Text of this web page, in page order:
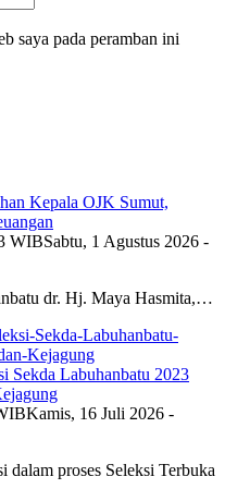
saya pada peramban ini
Kepala OJK Sumut,
WIBSabtu, 1 Agustus 2026 -
dr. Hj. Maya Hasmita,…
Sekda Labuhanbatu 2023
Kamis, 16 Juli 2026 -
dalam proses Seleksi Terbuka